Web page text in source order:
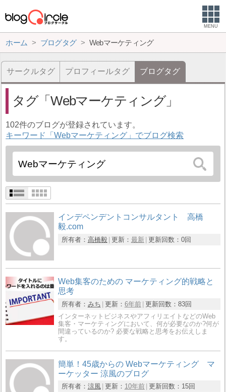
MENU
ホーム ブログタグ Webマーケティング
サークルタグ プロフィールタグ ブログタグ
タグ Webマーケティング
102件のブログが登録されています。
キーワード「Webマーケティング」でブログ検索
インデペンデントコンサルタント 高橋
毅.com
所有者： 高橋毅 更新： 最新 更新回数： 0回
Web集客のための マーケティング的戦略と
思考
所有者： みち 更新： 6年前 更新回数： 83回
インターネットビジネスやアフィリエイトなどのWeb
集客・マーケティングにおいて、何が必要なのか?何が
間違っているのか? 必要な戦略と思考をお伝えしま
す。
簡単！45歳からの Webマーケティング マ
ーケッター 涼風のブログ
所有者： 涼風 更新： 10年前 更新回数： 15回